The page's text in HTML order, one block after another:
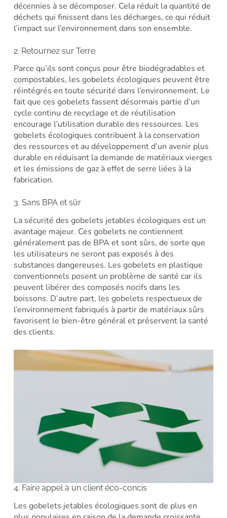
décennies à se décomposer. Cela réduit la quantité de
déchets qui finissent dans les décharges, ce qui réduit
l’impact sur l’environnement dans son ensemble.
2. Retournez sur Terre
Parce qu’ils sont conçus pour être biodégradables et
compostables, les gobelets écologiques peuvent être
réintégrés en toute sécurité dans l’environnement. Le
fait que ces gobelets fassent désormais partie d’un
cycle continu de recyclage et de réutilisation
encourage l’utilisation durable des ressources. Les
gobelets écologiques contribuent à la conservation
des ressources et au développement d’un avenir plus
durable en réduisant la demande de matériaux vierges
et les émissions de gaz à effet de serre liées à la
fabrication.
3. Sans BPA et sûr
La sécurité des gobelets jetables écologiques est un
avantage majeur. Ces gobelets ne contiennent
généralement pas de BPA et sont sûrs, de sorte que
les utilisateurs ne seront pas exposés à des
substances dangereuses. Les gobelets en plastique
conventionnels posent un problème de santé car ils
peuvent libérer des composés nocifs dans les
boissons. D’autre part, les gobelets respectueux de
l’environnement fabriqués à partir de matériaux sûrs
favorisent le bien-être général et préservent la santé
des clients.
4. Faire appel à un client éco-concis
Les gobelets jetables écologiques sont de plus en